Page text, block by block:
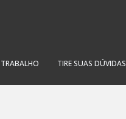
TIRE SUAS DÚVIDAS